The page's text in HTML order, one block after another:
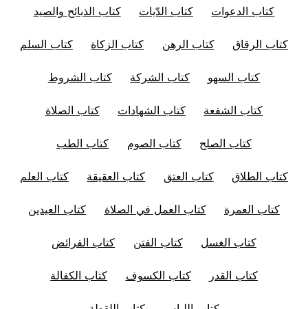
كتاب الدعوات كتاب الدّيات كتاب الذبائح والصيد
كتاب الرقاق كتاب الرهن كتاب الزكاة كتاب السلم
كتاب السهو كتاب الشركة كتاب الشروط
كتاب الشفعة كتاب الشهادات كتاب الصلاة
كتاب الصلح كتاب الصوم كتاب الطب
كتاب الطلاق كتاب العتق كتاب العقيقة كتاب العلم
كتاب العمرة كتاب العمل في الصلاة كتاب العيدين
كتاب الغسل كتاب الفتن كتاب الفرائض
كتاب القدر كتاب الكسوف كتاب الكفالة